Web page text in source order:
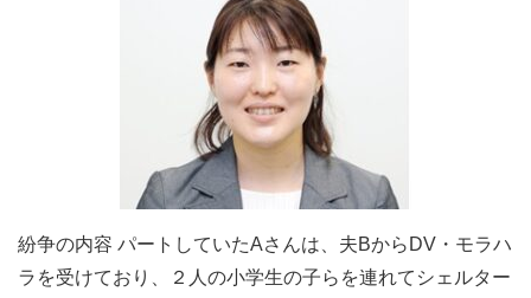
紛争の内容 パートしていたAさんは、夫BからDV・モラハ
ラを受けており、２人の小学生の子らを連れてシェルター